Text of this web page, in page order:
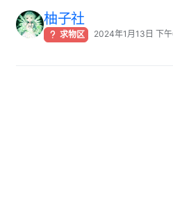
柚子社
求物区 2024年1月13日 下